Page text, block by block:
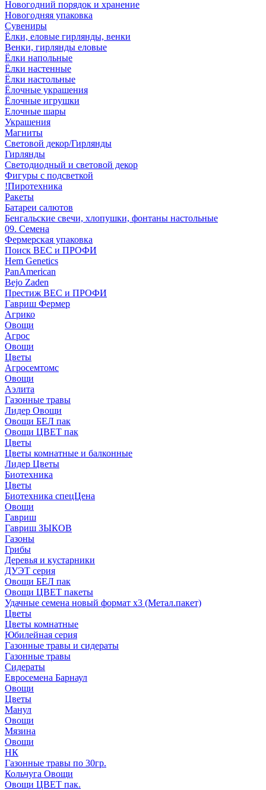
Новогодний порядок и хранение
Новогодняя упаковка
Сувениры
Ёлки, еловые гирлянды, венки
Венки, гирлянды еловые
Ёлки напольные
Ёлки настенные
Ёлки настольные
Ёлочные украшения
Ёлочные игрушки
Елочные шары
Украшения
Магниты
Световой декор/Гирлянды
Гирлянды
Светодиодный и световой декор
Фигуры с подсветкой
!Пиротехника
Ракеты
Батареи салютов
Бенгальские свечи, хлопушки, фонтаны настольные
09. Семена
Фермерская упаковка
Поиск ВЕС и ПРОФИ
Hem Genetics
PanAmerican
Bejo Zaden
Престиж ВЕС и ПРОФИ
Гавриш Фермер
Агрико
Овощи
Агрос
Овощи
Цветы
Агросемтомс
Овощи
Аэлита
Газонные травы
Лидер Овощи
Овощи БЕЛ пак
Овощи ЦВЕТ пак
Цветы
Цветы комнатные и балконные
Лидер Цветы
Биотехника
Цветы
Биотехника спецЦена
Овощи
Гавриш
Гавриш ЗЫКОВ
Газоны
Грибы
Деревья и кустарники
ДУЭТ серия
Овощи БЕЛ пак
Овощи ЦВЕТ пакеты
Удачные семена новый формат х3 (Метал.пакет)
Цветы
Цветы комнатные
Юбилейная серия
Газонные травы и сидераты
Газонные травы
Сидераты
Евросемена Барнаул
Овощи
Цветы
Манул
Овощи
Мязина
Овощи
НК
Газонные травы по 30гр.
Кольчуга Овощи
Овощи ЦВЕТ пак.